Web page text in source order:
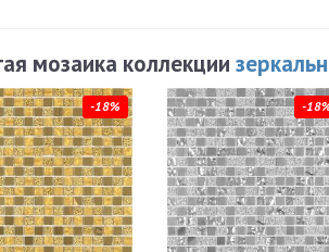
мозаика коллекции
-18% -